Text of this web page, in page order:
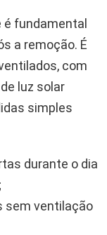
fundamental
a remoção. É
com
luz solar
simples
durante o dia
sem ventilação